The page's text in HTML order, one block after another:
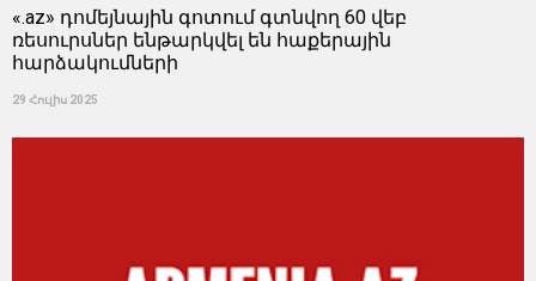
«.az» դոմեյնային գոտում գտնվող 60 վեբ
ռեսուրսներ ենթարկվել են հաքերային
հարձակումների
29 Հուլիս 2025